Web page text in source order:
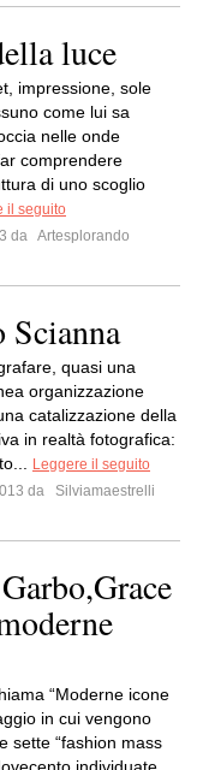
luce
impressione, sole
come lui sa
nelle onde
comprendere
di uno scoglio
il seguito
da Artesplorando
quasi una
organizzazione
catalizzazione della
in realtà fotografica:
Leggere il seguito
da
Silviamaestrelli
“Moderne icone
in cui vengono
sette “fashion mass